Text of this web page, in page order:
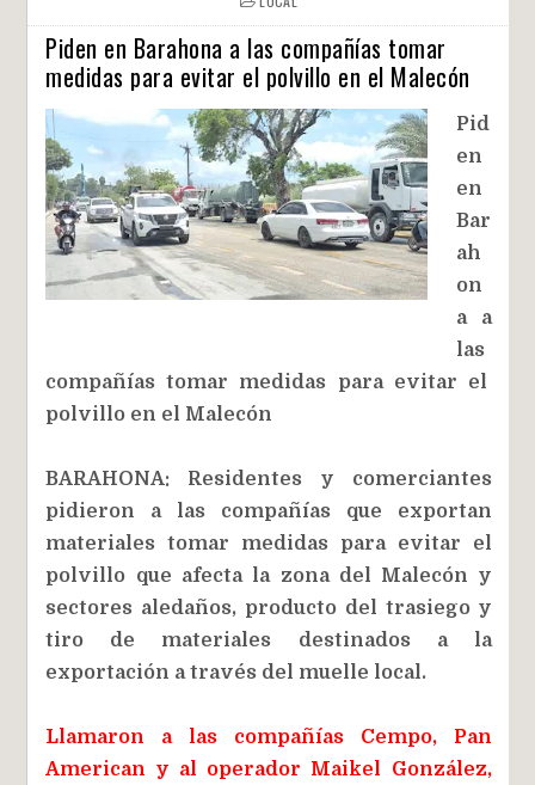
Piden en Barahona a las compañías tomar
medidas para evitar el polvillo en el Malecón
Pid
en
en
Bar
ah
on
a a
las
compañías tomar medidas para evitar el
polvillo en el Malecón
BARAHONA: Residentes y comerciantes
pidieron a las compañías que exportan
materiales tomar medidas para evitar el
polvillo que afecta la zona del Malecón y
sectores aledaños, producto del trasiego y
tiro de materiales destinados a la
exportación a través del muelle local.
Llamaron a las compañías Cempo, Pan
American y al operador Maikel González,